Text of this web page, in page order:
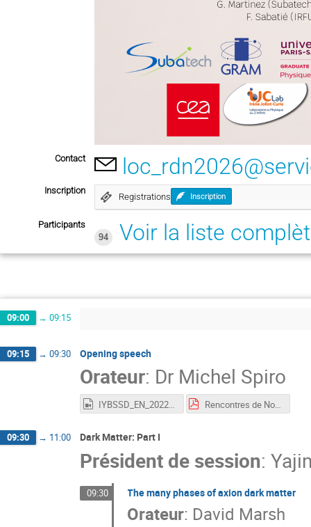
Contact
Inscription
Registrations Inscription
Participants
94
Voir la liste
09:00 → 09:15
09:15 → 09:30 Opening speech
Orateur: Dr Michel Spiro
IYBSSD_EN_20221107.mp4 Rencontres de Noirmoutier 2026.pdf
09:30 → 11:00 Dark Matter: Part I
Président de session:
09:30 The many phases of axion dark matter
Orateur: David Marsh